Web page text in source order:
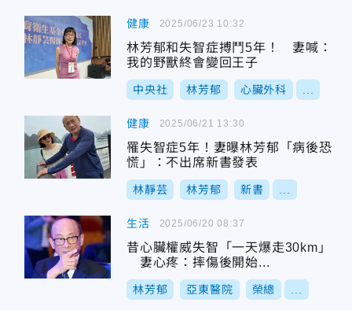
健康
林芳郁和失智症搏鬥5年！ 妻喊：
我的野獸終會變回王子
中央社 林芳郁 心臟外科
2025/06/23 10:32
健康
罹失智症5年！妻曝林芳郁「病後恐
慌」：不出席新書發表
林靜芸 林芳郁 新書
2025/06/21 13:30
生活
昔心臟權威失智「一天爆走30km」
妻心疼：摔傷後開始...
林芳郁 亞東醫院 榮總
2025/06/20 08:37